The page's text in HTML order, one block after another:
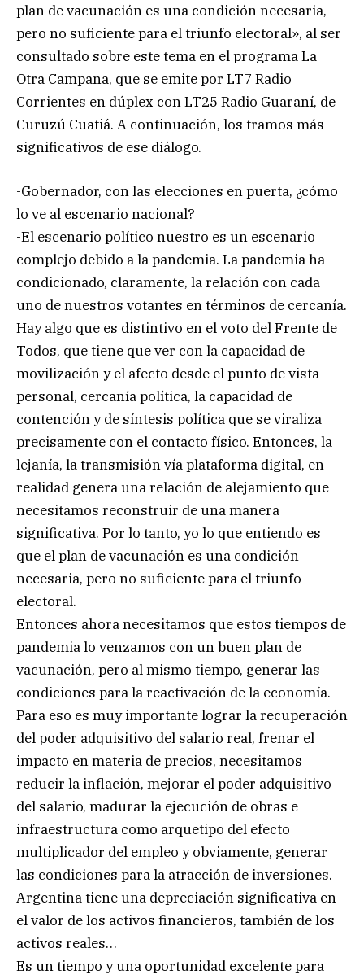
plan de vacunación es una condición necesaria,
pero no suficiente para el triunfo electoral», al ser
consultado sobre este tema en el programa La
Otra Campana, que se emite por LT7 Radio
Corrientes en dúplex con LT25 Radio Guaraní, de
Curuzú Cuatiá. A continuación, los tramos más
significativos de ese diálogo.
-Gobernador, con las elecciones en puerta, ¿cómo
lo ve al escenario nacional?
-El escenario político nuestro es un escenario
complejo debido a la pandemia. La pandemia ha
condicionado, claramente, la relación con cada
uno de nuestros votantes en términos de cercanía.
Hay algo que es distintivo en el voto del Frente de
Todos, que tiene que ver con la capacidad de
movilización y el afecto desde el punto de vista
personal, cercanía política, la capacidad de
contención y de síntesis política que se viraliza
precisamente con el contacto físico. Entonces, la
lejanía, la transmisión vía plataforma digital, en
realidad genera una relación de alejamiento que
necesitamos reconstruir de una manera
significativa. Por lo tanto, yo lo que entiendo es
que el plan de vacunación es una condición
necesaria, pero no suficiente para el triunfo
electoral.
Entonces ahora necesitamos que estos tiempos de
pandemia lo venzamos con un buen plan de
vacunación, pero al mismo tiempo, generar las
condiciones para la reactivación de la economía.
Para eso es muy importante lograr la recuperación
del poder adquisitivo del salario real, frenar el
impacto en materia de precios, necesitamos
reducir la inflación, mejorar el poder adquisitivo
del salario, madurar la ejecución de obras e
infraestructura como arquetipo del efecto
multiplicador del empleo y obviamente, generar
las condiciones para la atracción de inversiones.
Argentina tiene una depreciación significativa en
el valor de los activos financieros, también de los
activos reales…
Es un tiempo y una oportunidad excelente para